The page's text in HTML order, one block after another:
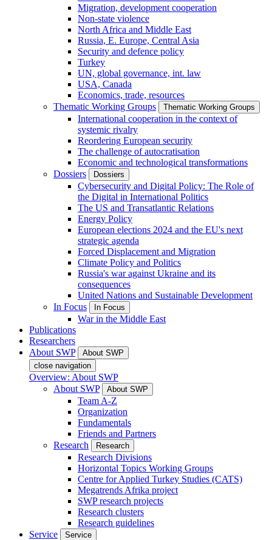
Migration, development cooperation
Non-state violence
North Africa and Middle East
Russia, E. Europe, Central Asia
Security and defence policy
Turkey
UN, global governance, int. law
USA, Canada
Economics, trade, resources
Thematic Working Groups
Thematic Working Groups
International cooperation in the context of
systemic rivalry
Reordering European security
The challenge of autocratisation
Economic and technological transformations
Dossiers
Dossiers
Cybersecurity and Digital Policy: The Role of
the Digital in International Politics
The US and Transatlantic Relations
Energy Policy
European elections 2024 and the EU's next
strategic agenda
Forced Displacement and Migration
Climate Policy and Politics
Russia's war against Ukraine and its
consequences
United Nations and Sustainable Development
In Focus
In Focus
War in the Middle East
Publications
Researchers
About SWP
About SWP
close navigation
Overview: About SWP
About SWP
About SWP
Team A-Z
Organization
Fundamentals
Friends and Partners
Research
Research
Research Divisions
Horizontal Topics Working Groups
Centre for Applied Turkey Studies (CATS)
Megatrends Afrika project
SWP research projects
Research clusters
Research guidelines
Service
Service